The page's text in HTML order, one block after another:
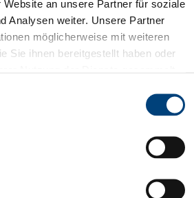
Website an unsere Partner für soziale
Analysen weiter. Unsere Partner
möglicherweise mit weiteren
Sie ihnen bereitgestellt haben oder
Daten kann jederzeit mit
widerrufen werden. Sie können
ändern, indem Sie auf das
links unten klicken.
Talenten in Frankreich,
Vertrieb, ist für ausländische
sind.
titre de la pop-up
tuebatur accitus Vrsicinus,